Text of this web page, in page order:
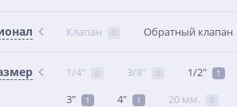
Клапан 0 Обратный клапан
1/4" 0 3/8" 0 1/2" 1
3" 1 4" 1 20 мм. 0